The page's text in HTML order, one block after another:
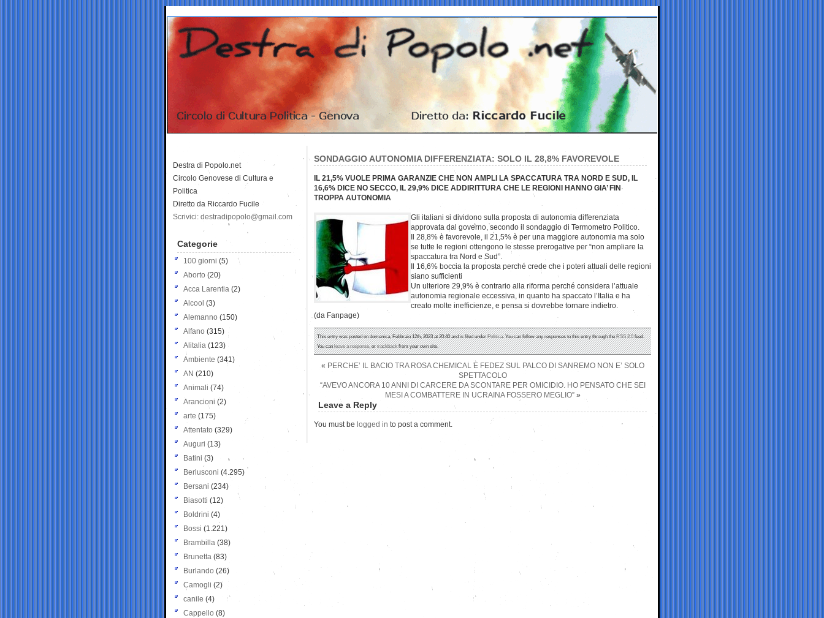
SONDAGGIO AUTONOMIA DIFFERENZIATA: SOLO IL 28,8% FAVOREVOLE
IL 21,5% VUOLE PRIMA GARANZIE CHE NON AMPLI LA SPACCATURA TRA NORD E SUD, IL
16,6% DICE NO SECCO, IL 29,9% DICE ADDIRITTURA CHE LE REGIONI HANNO GIA’ FIN
TROPPA AUTONOMIA
Gli italiani si dividono sulla proposta di autonomia differenziata
approvata dal governo, secondo il sondaggio di Termometro Politico.
Il 28,8% è favorevole, il 21,5% è per una maggiore autonomia ma solo
se tutte le regioni ottengono le stesse prerogative per “non ampliare la
spaccatura tra Nord e Sud”.
Il 16,6% boccia la proposta perché crede che i poteri attuali delle regioni
siano sufficienti
Un ulteriore 29,9% è contrario alla riforma perché considera l’attuale
autonomia regionale eccessiva, in quanto ha spaccato l’Italia e ha
creato molte inefficienze, e pensa si dovrebbe tornare indietro.
(da Fanpage)
This entry was posted on domenica, Febbraio 12th, 2023 at 20:40 and is filed underPolitica. You can follow any responses to this entry through theRSS 2.0feed.
You canleave a response, ortrackbackfrom your own site.
« PERCHE’ IL BACIO TRA ROSA CHEMICAL E FEDEZ SUL PALCO DI SANREMO NON E’ SOLO
SPETTACOLO
“AVEVO ANCORA 10 ANNI DI CARCERE DA SCONTARE PER OMICIDIO. HO PENSATO CHE SEI
MESI A COMBATTERE IN UCRAINA FOSSERO MEGLIO”»
Leave a Reply
You must be logged in to post a comment.
Destra di Popolo.net
Circolo Genovese di Cultura e
Politica
Diretto da Riccardo Fucile
Scrivici: destradipopolo@gmail.com
Categorie
100 giorni (5)
Aborto (20)
Acca Larentia (2)
Alcool (3)
Alemanno (150)
Alfano (315)
Alitalia (123)
Ambiente (341)
AN (210)
Animali (74)
Arancioni (2)
arte (175)
Attentato (329)
Auguri (13)
Batini (3)
Berlusconi (4.295)
Bersani (234)
Biasotti (12)
Boldrini (4)
Bossi (1.221)
Brambilla (38)
Brunetta (83)
Burlando (26)
Camogli (2)
canile (4)
Cappello (8)